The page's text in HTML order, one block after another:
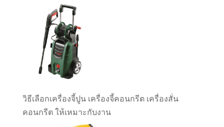
วิธีเลือกเครื่องจี้ปูน เครื่องจี้คอนกรีต เครื่องสั่น
คอนกรีต ให้เหมาะกับงาน